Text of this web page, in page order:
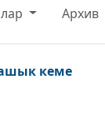
Архив
кеме